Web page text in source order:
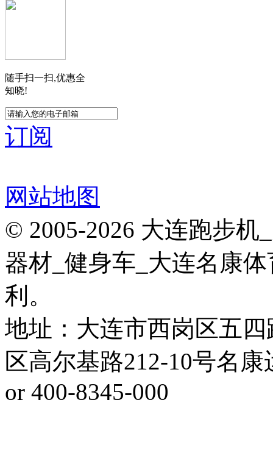
随手扫一扫,优惠全
知晓!
订阅
网站地图
© 2005-2026 大连跑步机
器材_健身车_大连名康
利。
地址：大连市西岗区五
区高尔基路212-10号名康
or 400-8345-000